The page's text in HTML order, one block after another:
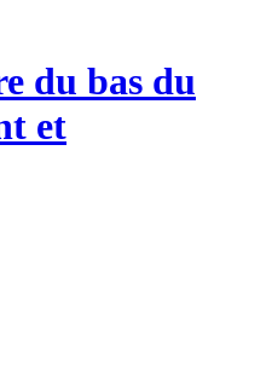
du bas du
et